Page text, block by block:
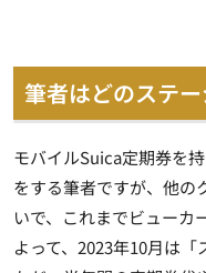
筆者はどのステ
モバイルSuica定期券を
をする筆者ですが、他の
いで、これまでビューカ
よって、2023年10月は「